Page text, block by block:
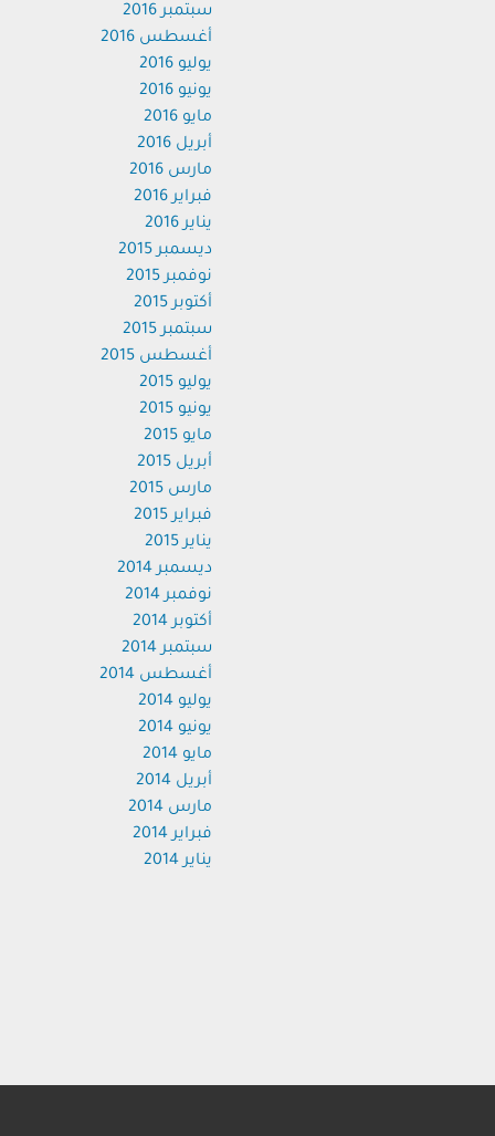
سبتمبر 2016
أغسطس 2016
يوليو 2016
يونيو 2016
مايو 2016
أبريل 2016
مارس 2016
فبراير 2016
يناير 2016
ديسمبر 2015
نوفمبر 2015
أكتوبر 2015
سبتمبر 2015
أغسطس 2015
يوليو 2015
يونيو 2015
مايو 2015
أبريل 2015
مارس 2015
فبراير 2015
يناير 2015
ديسمبر 2014
نوفمبر 2014
أكتوبر 2014
سبتمبر 2014
أغسطس 2014
يوليو 2014
يونيو 2014
مايو 2014
أبريل 2014
مارس 2014
فبراير 2014
يناير 2014